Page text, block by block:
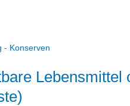
Lebensmittel